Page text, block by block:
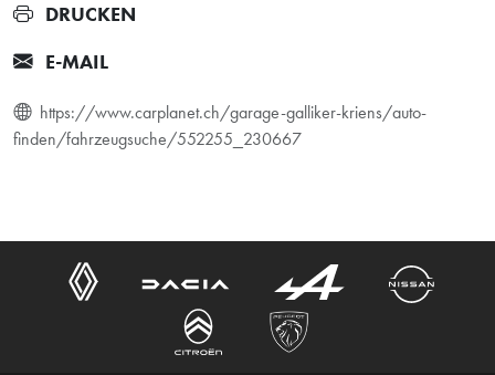
DRUCKEN
E-MAIL
https://www.carplanet.ch/garage-galliker-kriens/auto-
finden/fahrzeugsuche/552255_230667